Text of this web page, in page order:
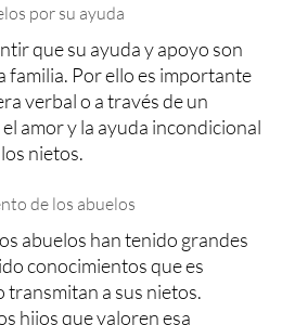
por su ayuda
que su ayuda y apoyo son
familia. Por ello es importante
verbal o a través de un
amor y la ayuda incondicional
nietos.
de los abuelos
abuelos han tenido grandes
conocimientos que es
transmitan a sus nietos.
hijos que valoren esa